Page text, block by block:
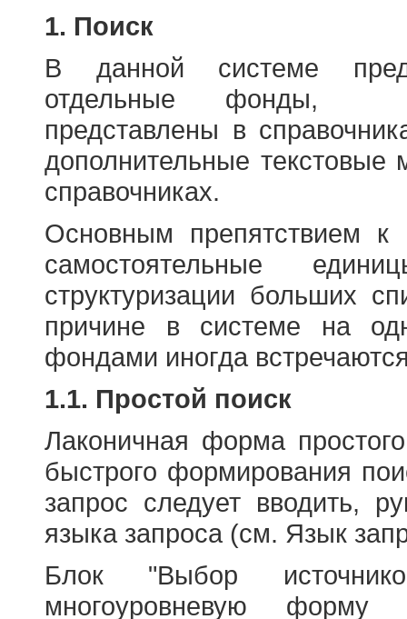
1. Поиск
В данной системе
отдельные фонды,
представлены в
дополнительные
справочниках.
Основным препятствием
самостоятельные
структуризации больших
причине в системе на
фондами иногда
1.1. Простой поиск
Лаконичная форма
быстрого формирования
запрос следует вводить,
языка запроса (см. Язык
Блок "Выбор
многоуровневую форму